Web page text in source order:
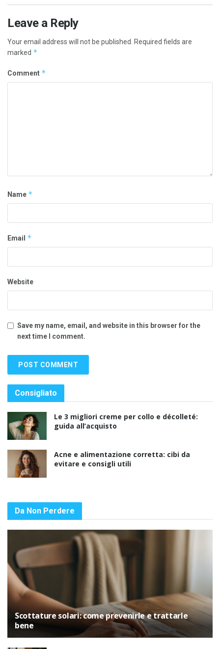
Leave a Reply
Your email address will not be published.
Required fields are
marked *
Comment *
Name *
Email *
Website
Save my name, email, and website in this browser for the
next time I comment.
Consigliato
Le 3 migliori creme per collo e décolleté:
guida all’acquisto
Acne e alimentazione corretta: cibi da
evitare e consigli utili
Da Non Perdere
Scottature solari: come prevenirle e trattarle
bene